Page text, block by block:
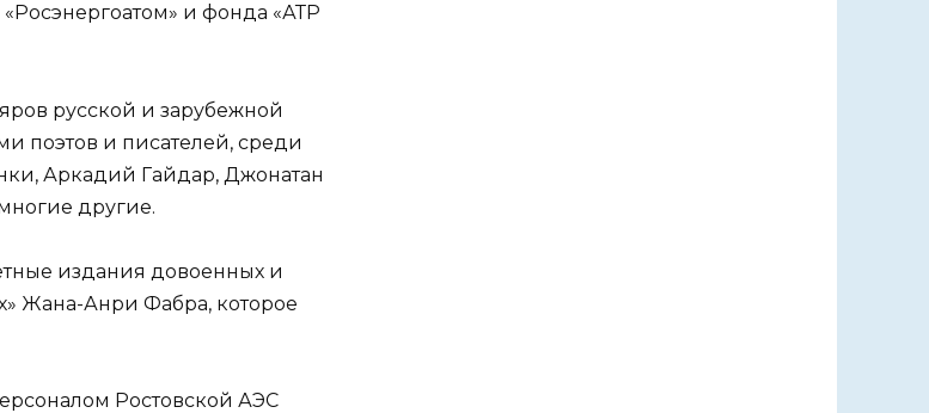
и фонда «АТР
русской и зарубежной
поэтов и писателей, среди
Аркадий Гайдар, Джонатан
другие.
издания довоенных и
Жана-Анри Фабра, которое
Ростовской АЭС